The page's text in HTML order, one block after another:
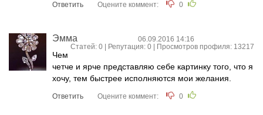
Ответить Оцените коммент: 0
Эмма
06.09.2016 14:16
Статей: 0 | Репутация: 0 | Просмотров профиля: 13217
Чем
четче и ярче представляю себе картинку того, что я
хочу, тем быстрее исполняются мои желания.
Ответить Оцените коммент: 0